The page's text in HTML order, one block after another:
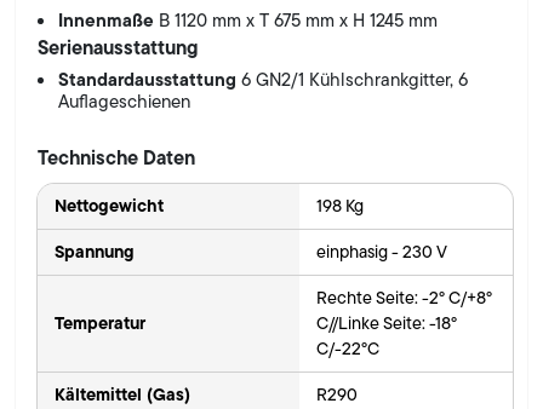
Innenmaße B 1120 mm x T 675 mm x H 1245 mm
Serienausstattung
Standardausstattung6 GN2/1 Kühlschrankgitter, 6
Auflageschienen
Technische Daten
Nettogewicht 198 Kg
Spannung einphasig - 230 V
Temperatur
Rechte Seite: -2° C/+8°
C//Linke Seite: -18°
C/-22°C
Kältemittel (Gas) R290